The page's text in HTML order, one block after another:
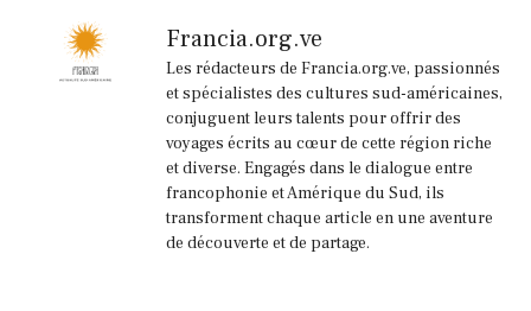
Francia.org.ve
Les rédacteurs de Francia.org.ve, passionnés
et spécialistes des cultures sud-américaines,
conjuguent leurs talents pour offrir des
voyages écrits au cœur de cette région riche
et diverse. Engagés dans le dialogue entre
francophonie et Amérique du Sud, ils
transforment chaque article en une aventure
de découverte et de partage.